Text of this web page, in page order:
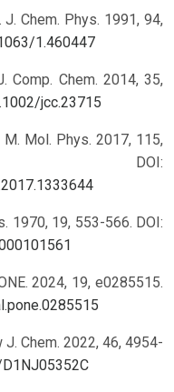
J. Chem. Phys. 1991, 94,
1.460447
Comp. Chem. 2014, 35,
jcc.23715
M. Mol. Phys. 2017, 115,
DOI:
1970, 19, 553-566. DOI:
2024, 19, e0285515.
J. Chem. 2022, 46, 4954-